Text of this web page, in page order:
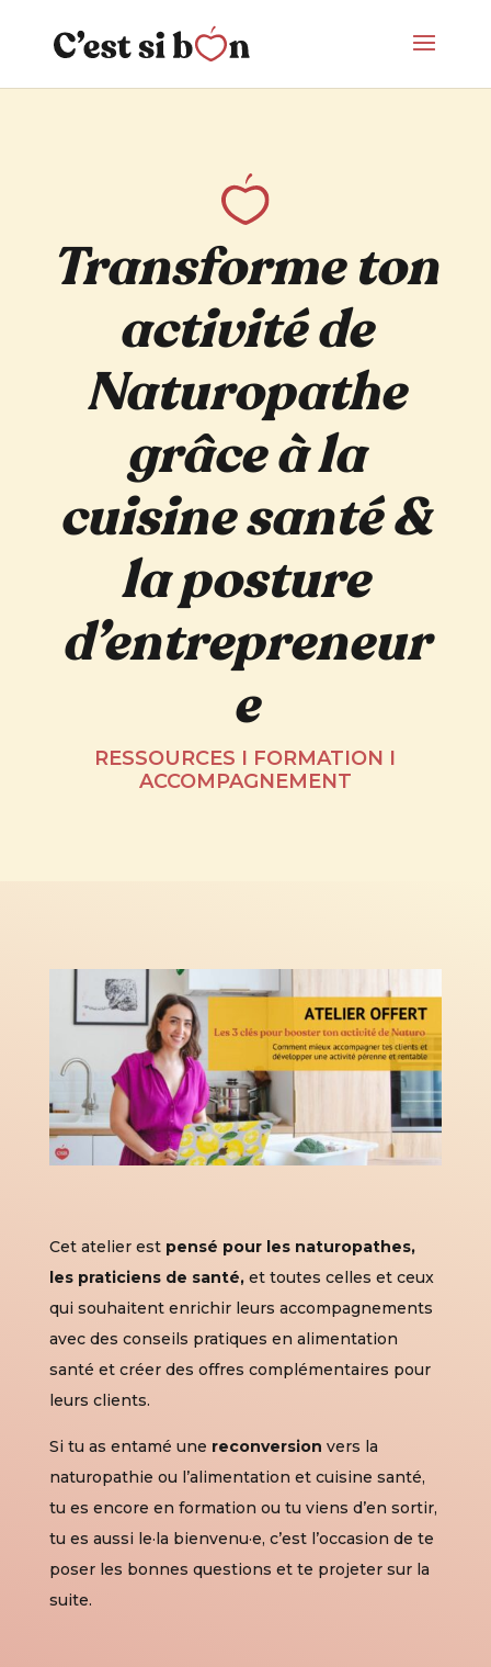
Transforme ton
activité de
Naturopathe
grâce à la
cuisine santé&
la posture
d’entrepreneur
e
RESSOURCES I FORMATION I
ACCOMPAGNEMENT
Cet atelier est pensé pour les naturopathes,
les praticiens de santé,et toutes celles et ceux
qui souhaitent enrichir leurs accompagnements
avec des conseils pratiques en alimentation
santé et créer des offres complémentaires pour
leurs clients.
Si tu as entamé une reconversion vers la
naturopathie ou l’alimentation et cuisine santé,
tu es encore en formation ou tu viens d’en sortir,
tu es aussi le·la bienvenu·e, c’est l’occasion de te
poser les bonnes questions et te projeter sur la
suite.